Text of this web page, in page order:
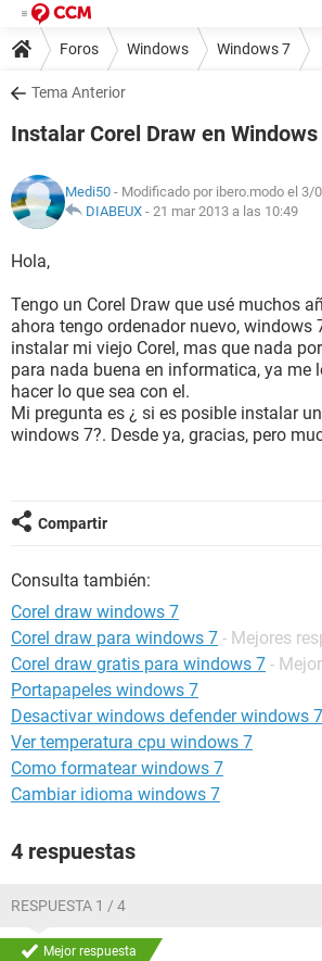
Foros Windows Windows 7
Tema Anterior
Instalar Corel Draw en Windows
Medi50 - Modificado por ibero.modo el 3/
DIABEUX - 21 mar 2013 a las 10:49
Hola,
Tengo un Corel Draw que usé muchos
ahora tengo ordenador nuevo, windows
instalar mi viejo Corel, mas que nada
para nada buena en informatica, ya me
hacer lo que sea con el.
Mi pregunta es ¿ si es posible instalar
windows 7?. Desde ya, gracias, pero
Compartir
Consulta también:
Corel draw windows 7
Corel draw para windows 7 - Mejores
Corel draw gratis para windows 7 -
Portapapeles windows 7
Desactivar windows defender windows 7
Ver temperatura cpu windows 7
Como formatear windows 7
Cambiar idioma windows 7
4 respuestas
RESPUESTA 1 / 4
Mejor respuesta